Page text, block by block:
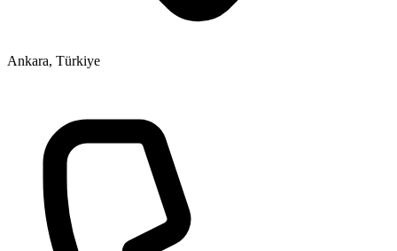
Ankara, Türkiye